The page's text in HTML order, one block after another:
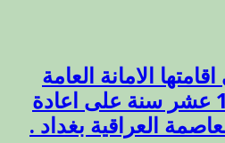
الامانة العامة
لدار الافتاء لمرور 12 عشر سنة على اعادة
العراقية بغداد .